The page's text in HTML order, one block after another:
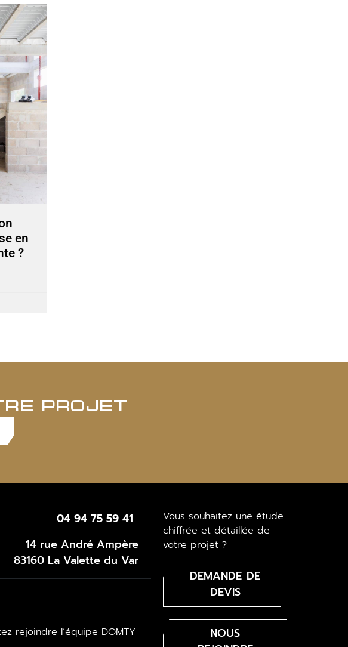
en
?
PROJET
04 94 75 59 41
14 rue André Ampère
83160 La Valette du Var
Vous souhaitez une étude
chiffrée et détaillée de
votre projet ?
DEMANDE DE
DEVIS
rejoindre l’équipe DOMTY
NOUS